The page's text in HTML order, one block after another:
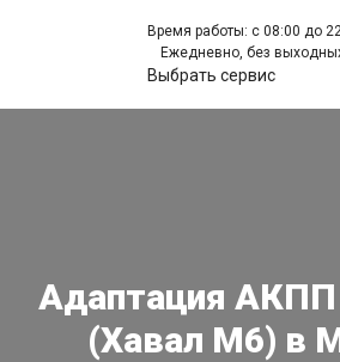
Время работы: с 08:00 до
Ежедневно, без
Выбрать сервис
Адаптация АКПП
(Хавал М6) в